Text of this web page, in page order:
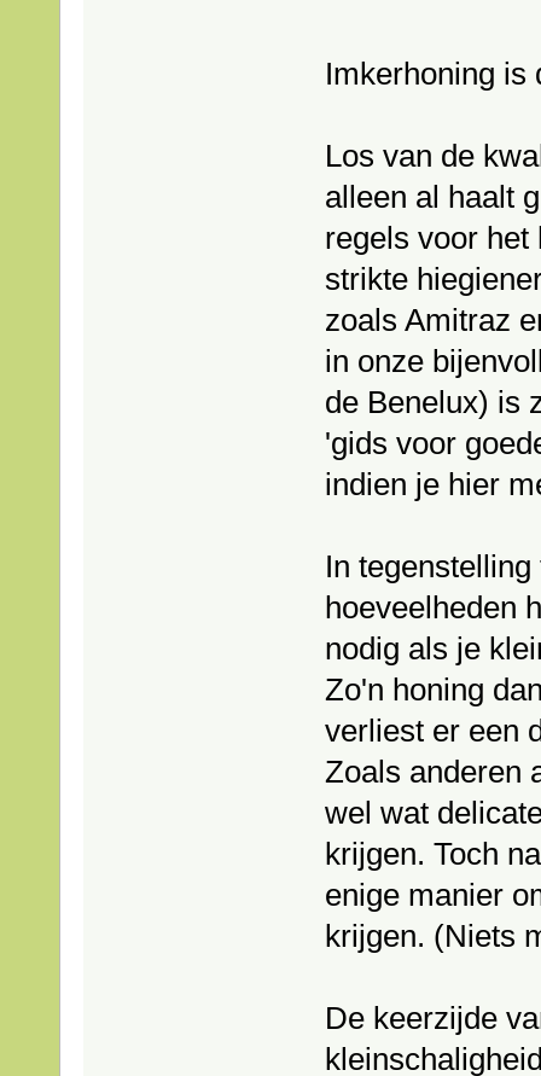
Imkerhoning is
Los van de
alleen al haalt
regels voor het
strikte
zoals Amitraz
in onze
de Benelux) is
'gids voor
indien je hier
In
hoeveelheden
nodig als je
Zo'n honing
verliest er een
Zoals anderen
wel wat
krijgen. Toch
enige manier
krijgen. (Niets
De keerzijde